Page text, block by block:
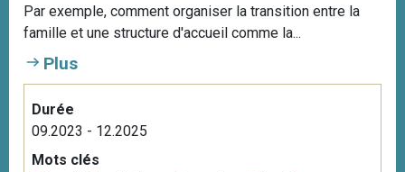
Par exemple, comment organiser la transition entre la
famille et une structure d'accueil comme la...
Plus
Durée
09.2023 - 12.2025
Mots clés